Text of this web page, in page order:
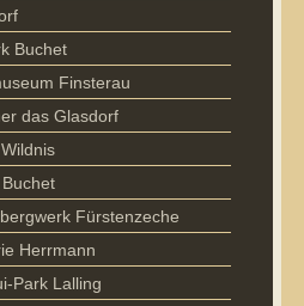
Buchet
Finsterau
das Glasdorf
Fürstenzeche
Herrmann
Park Lalling